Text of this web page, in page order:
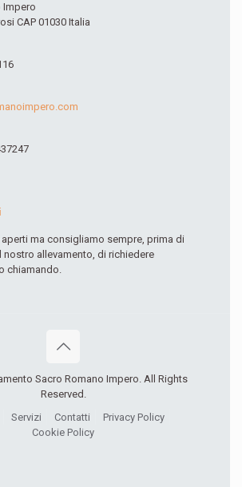
Impero
CAP 01030 Italia
ma consigliamo sempre, prima di
nostro allevamento, di richiedere
chiamando.
Sacro Romano Impero. All Rights
Reserved.
Servizi Contatti
Privacy Policy
Cookie Policy